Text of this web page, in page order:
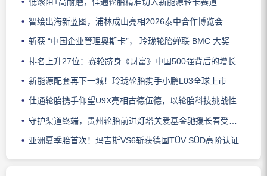
智绘出海新蓝图，浦林成山亮相2026泰中合作博览会
斩获 “中国企业管理奥斯卡”， 玲珑轮胎蝉联 BMC 大奖
排名上升27位：赛轮跻身《财富》中国500强背后的增长逻辑
新能源配套再下一城！玲珑轮胎携手小鹏L03全球上市
佳通轮胎携手仰望U9X亮相古德伍德，以轮胎科技挑战性能边界
守护渠道终端，贵州轮胎前进灯塔关爱基金驰援长春受灾门店
亚洲夏季胎首次！玛吉斯VS6斩获德国TÜV SÜD高阶认证